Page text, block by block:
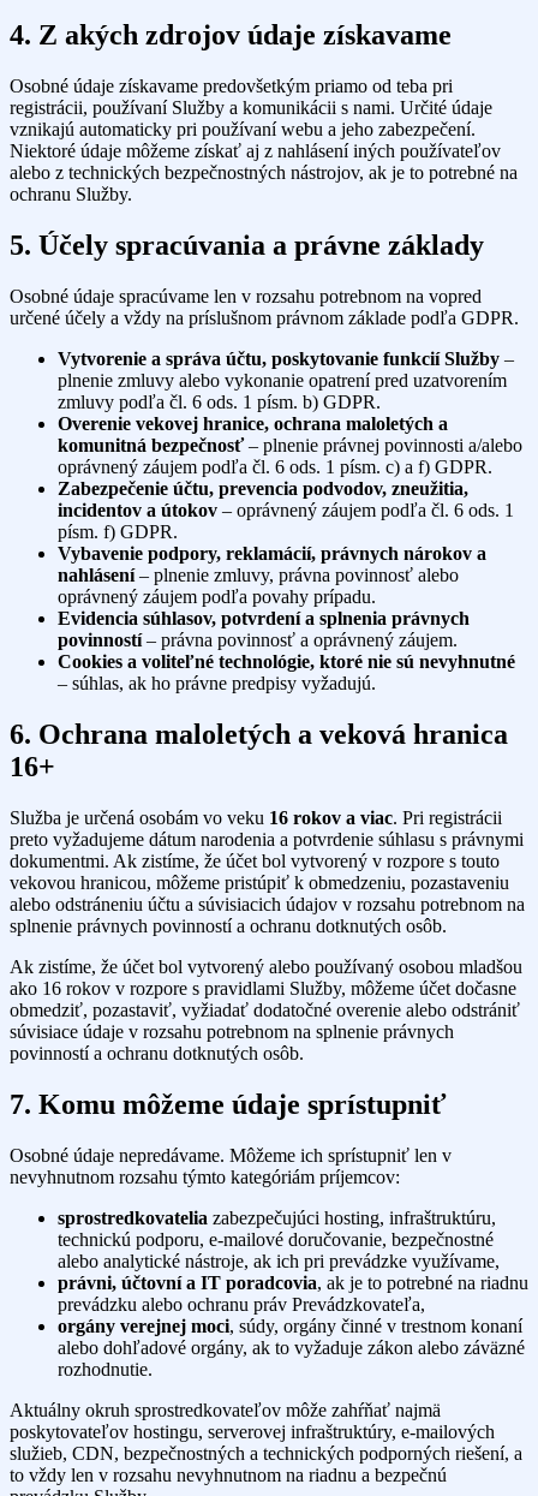
4. Z akých zdrojov údaje získavame
Osobné údaje získavame predovšetkým priamo od teba pri
registrácii, používaní Služby a komunikácii s nami. Určité údaje
vznikajú automaticky pri používaní webu a jeho zabezpečení.
Niektoré údaje môžeme získať aj z nahlásení iných používateľov
alebo z technických bezpečnostných nástrojov, ak je to potrebné na
ochranu Služby.
5. Účely spracúvania a právne základy
Osobné údaje spracúvame len v rozsahu potrebnom na vopred
určené účely a vždy na príslušnom právnom základe podľa GDPR.
Vytvorenie a správa účtu, poskytovanie funkcií Služby –
plnenie zmluvy alebo vykonanie opatrení pred uzatvorením
zmluvy podľa čl. 6 ods. 1 písm. b) GDPR.
Overenie vekovej hranice, ochrana maloletých a
komunitná bezpečnosť– plnenie právnej povinnosti a/alebo
oprávnený záujem podľa čl. 6 ods. 1 písm. c) a f) GDPR.
Zabezpečenie účtu, prevencia podvodov, zneužitia,
incidentov a útokov – oprávnený záujem podľa čl. 6 ods. 1
písm. f) GDPR.
Vybavenie podpory, reklamácií, právnych nárokov a
nahlásení– plnenie zmluvy, právna povinnosť alebo
oprávnený záujem podľa povahy prípadu.
Evidencia súhlasov, potvrdení a splnenia právnych
povinností– právna povinnosť a oprávnený záujem.
Cookies a voliteľné technológie, ktoré nie sú nevyhnutné
– súhlas, ak ho právne predpisy vyžadujú.
6. Ochrana maloletých a veková hranica
16+
Služba je určená osobám vo veku 16 rokov a viac. Pri registrácii
preto vyžadujeme dátum narodenia a potvrdenie súhlasu s právnymi
dokumentmi. Ak zistíme, že účet bol vytvorený v rozpore s touto
vekovou hranicou, môžeme pristúpiť k obmedzeniu, pozastaveniu
alebo odstráneniu účtu a súvisiacich údajov v rozsahu potrebnom na
splnenie právnych povinností a ochranu dotknutých osôb.
Ak zistíme, že účet bol vytvorený alebo používaný osobou mladšou
ako 16 rokov v rozpore s pravidlami Služby, môžeme účet dočasne
obmedziť, pozastaviť, vyžiadať dodatočné overenie alebo odstrániť
súvisiace údaje v rozsahu potrebnom na splnenie právnych
povinností a ochranu dotknutých osôb.
7. Komu môžeme údaje sprístupniť
Osobné údaje nepredávame. Môžeme ich sprístupniť len v
nevyhnutnom rozsahu týmto kategóriám príjemcov:
sprostredkovatelia zabezpečujúci hosting, infraštruktúru,
technickú podporu, e-mailové doručovanie, bezpečnostné
alebo analytické nástroje, ak ich pri prevádzke využívame,
právni, účtovní a IT poradcovia, ak je to potrebné na riadnu
prevádzku alebo ochranu práv Prevádzkovateľa,
orgány verejnej moci, súdy, orgány činné v trestnom konaní
alebo dohľadové orgány, ak to vyžaduje zákon alebo záväzné
rozhodnutie.
Aktuálny okruh sprostredkovateľov môže zahŕňať najmä
poskytovateľov hostingu, serverovej infraštruktúry, e-mailových
služieb, CDN, bezpečnostných a technických podporných riešení, a
to vždy len v rozsahu nevyhnutnom na riadnu a bezpečnú